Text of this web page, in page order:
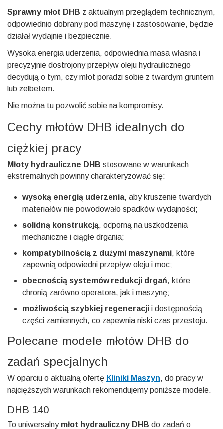
Sprawny młot DHB z aktualnym przeglądem technicznym,
odpowiednio dobrany pod maszynę i zastosowanie, będzie
działał wydajnie i bezpiecznie.
Wysoka energia uderzenia, odpowiednia masa własna i
precyzyjnie dostrojony przepływ oleju hydraulicznego
decydują o tym, czy młot poradzi sobie z twardym gruntem
lub żelbetem.
Nie można tu pozwolić sobie na kompromisy.
Cechy młotów DHB idealnych do
ciężkiej pracy
Młoty hydrauliczne DHB stosowane w warunkach
ekstremalnych powinny charakteryzować się:
wysoką energią uderzenia, aby kruszenie twardych
materiałów nie powodowało spadków wydajności;
solidną konstrukcją, odporną na uszkodzenia
mechaniczne i ciągłe drgania;
kompatybilnością z dużymi maszynami, które
zapewnią odpowiedni przepływ oleju i moc;
obecnością systemów redukcji drgań, które
chronią zarówno operatora, jak i maszynę;
możliwością szybkiej regeneracji i dostępnością
części zamiennych, co zapewnia niski czas przestoju.
Polecane modele młotów DHB do
zadań specjalnych
W oparciu o aktualną ofertę Kliniki Maszyn, do pracy w
najcięższych warunkach rekomendujemy poniższe modele.
DHB 140
To uniwersalny młot hydrauliczny DHB do zadań o